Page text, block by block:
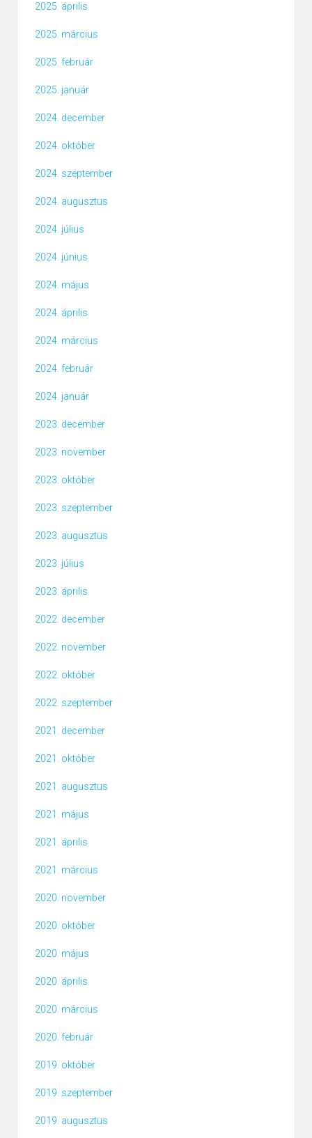
2025. április
2025. március
2025. február
2025. január
2024. december
2024. október
2024. szeptember
2024. augusztus
2024. július
2024. június
2024. május
2024. április
2024. március
2024. február
2024. január
2023. december
2023. november
2023. október
2023. szeptember
2023. augusztus
2023. július
2023. április
2022. december
2022. november
2022. október
2022. szeptember
2021. december
2021. október
2021. augusztus
2021. május
2021. április
2021. március
2020. november
2020. október
2020. május
2020. április
2020. március
2020. február
2019. október
2019. szeptember
2019. augusztus